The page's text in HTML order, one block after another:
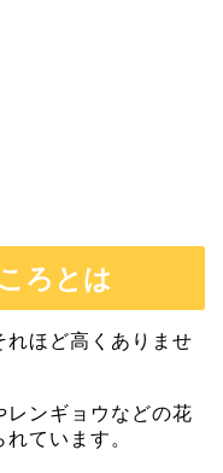
ろとは
れほど高くありませ
レンギョウなどの花
ています。